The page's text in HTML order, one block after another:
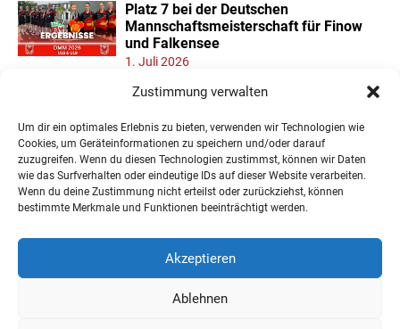
Zustimmung verwalten
Um dir ein optimales Erlebnis zu bieten, verwenden wir Technologien wie
Cookies, um Geräteinformationen zu speichern und/oder darauf
zuzugreifen. Wenn du diesen Technologien zustimmst, können wir Daten
wie das Surfverhalten oder eindeutige IDs auf dieser Website verarbeiten.
Wenn du deine Zustimmung nicht erteilst oder zurückziehst, können
bestimmte Merkmale und Funktionen beeinträchtigt werden.
Akzeptieren
Ablehnen
Platz 7 bei der Deutschen
Mannschaftsmeisterschaft für Finow
und Falkensee
1. Juli 2026
Neuer Teilnehmerrekord und Finower
Landesmannschaftspokal U11/13
22. Juni 2026
« Ältere Einträge